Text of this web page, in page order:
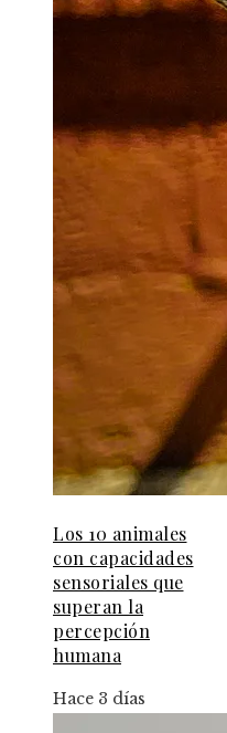
Los 10 animales
con capacidades
sensoriales que
superan la
percepción
humana
Hace 3 días